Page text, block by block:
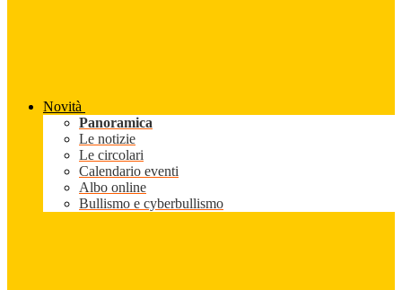
Novità
Panoramica
Le notizie
Le circolari
Calendario eventi
Albo online
Bullismo e cyberbullismo